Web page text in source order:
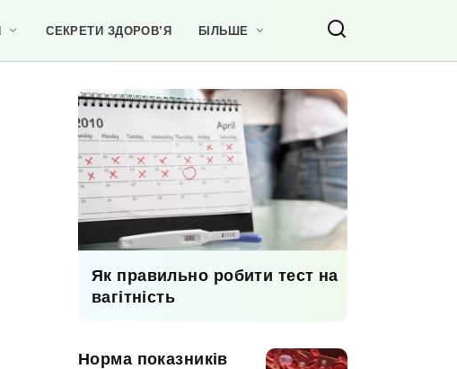
СЕКРЕТИ ЗДОРОВ’Я БІЛЬШЕ
Як правильно робити тест на
вагітність
Норма показників